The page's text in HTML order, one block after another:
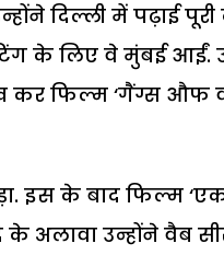
दिल्ली में पढ़ाई
के लिए वे मुंबई आईं.
कर फिल्म ‘गैंग्स औफ
के बाद फिल्म ‘एक
के अलावा उन्होंने वैब